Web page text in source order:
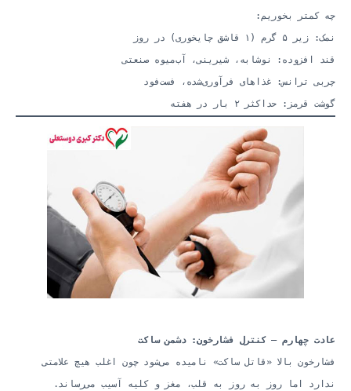
چه کمتر بخوریم:
نمک: زیر ۵ گرم (۱ قاشق چایخوری) در روز
قند افزوده: نوشابه، شیرینی، آب‌میوه صنعتی
چربی ترانس: غذاهای فرآوری‌شده، فست‌فود
گوشت قرمز: حداکثر ۲ بار در هفته
عادت چهارم — کنترل فشارخون: دشمن ساکت
فشارخون بالا «قاتل ساکت» نامیده می‌شود چون اغلب هیچ علامتی
ندارد اما روز به روز به قلب، مغز و کلیه آسیب می‌رساند.